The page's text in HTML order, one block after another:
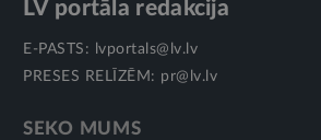
LV portāla redakcija
E-PASTS:
lvportals@lv.lv
PRESES RELĪZĒM: pr@lv.lv
SEKO MUMS